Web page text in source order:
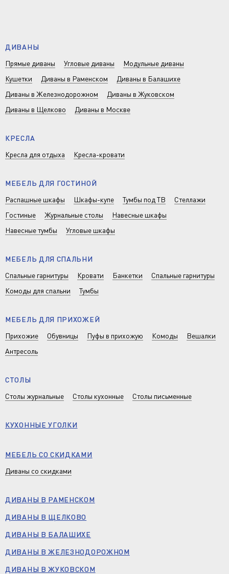
ДИВАНЫ
Прямые диваны
Угловые диваны
Модульные диваны
Кушетки
Диваны в Раменском
Диваны в Балашихе
Диваны в Железнодорожном
Диваны в Жуковском
Диваны в Щелково
Диваны в Москве
КРЕСЛА
Кресла для отдыха
Кресла-кровати
МЕБЕЛЬ ДЛЯ ГОСТИНОЙ
Распашные шкафы
Шкафы-купе Тумбы под ТВ
Стеллажи
Гостиные
Журнальные столы
Навесные шкафы
Навесные тумбы
Угловые шкафы
МЕБЕЛЬ ДЛЯ СПАЛЬНИ
Спальные гарнитуры
Кровати Банкетки
Спальные гарнитуры
Комоды для спальни
Тумбы
МЕБЕЛЬ ДЛЯ ПРИХОЖЕЙ
Прихожие
Обувницы Пуфы в прихожую Комоды
Вешалки
Антресоль
СТОЛЫ
Столы журнальные
Столы кухонные Столы письменные
КУХОННЫЕ УГОЛКИ
МЕБЕЛЬ СО СКИДКАМИ
Диваны со скидками
ДИВАНЫ В РАМЕНСКОМ
ДИВАНЫ В ЩЕЛКОВО
ДИВАНЫ В БАЛАШИХЕ
ДИВАНЫ В ЖЕЛЕЗНОДОРОЖНОМ
ДИВАНЫ В ЖУКОВСКОМ